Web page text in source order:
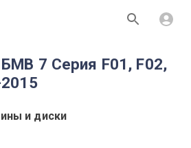
7 Серия F01, F02,
и диски